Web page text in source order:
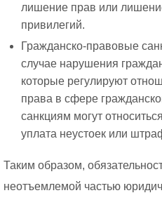
лишение прав или
привилегий.
Гражданско-правовые
случае нарушения
которые регулируют
права в сфере
санкциям могут
уплата неустоек или
Таким образом,
неотъемлемой частью